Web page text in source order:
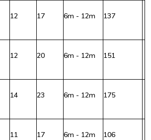
12 17 6m - 12m 137
12 20 6m - 12m 151
14 23 6m - 12m 175
11 17 6m - 12m 106